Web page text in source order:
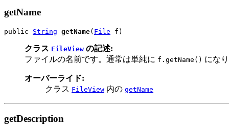
getName
public String getName( File f)
クラス FileView の記述:
ファイルの名前です。通常は単純に f.getName() にな
オーバーライド:
クラス FileView 内の getName
getDescription